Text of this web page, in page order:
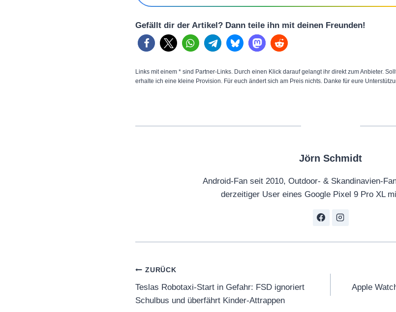
Gefällt dir der Artikel? Dann teile ihn mit deinen Freunden!
Links mit einem * sind Partner-Links. Durch einen Klick darauf gelangt ihr direkt zum Anbieter.
erhalte ich eine kleine Provision. Für euch ändert sich am Preis nichts. Danke für eure
Jörn Schmidt
Android-Fan seit 2010, Outdoor- & Skandinavien-
derzeitiger User eines Google Pixel 9 Pro XL
Beitragsnavigation
ZURÜCK
Teslas Robotaxi-Start in Gefahr: FSD ignoriert
Schulbus und überfährt Kinder-Attrappen
Apple